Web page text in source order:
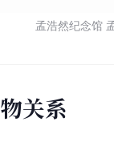
孟浩然纪念馆
物关系